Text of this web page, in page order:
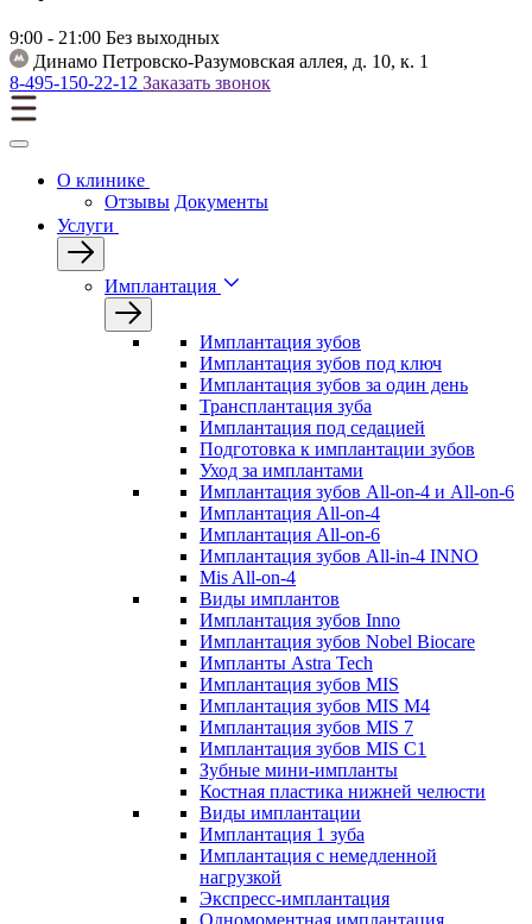
9:00 - 21:00 Без выходных
Динамо Петровско-Разумовская аллея, д. 10, к. 1
8-495-150-22-12 Заказать звонок
О клинике
Отзывы Документы
Услуги
Имплантация
Имплантация зубов
Имплантация зубов под ключ
Имплантация зубов за один день
Трансплантация зуба
Имплантация под седацией
Подготовка к имплантации зубов
Уход за имплантами
Имплантация зубов All-on-4 и All-on-6
Имплантация All-on-4
Имплантация All-on-6
Имплантация зубов All-in-4 INNO
Mis All-on-4
Виды имплантов
Имплантация зубов Inno
Имплантация зубов Nobel Biocare
Импланты Astra Tech
Имплантация зубов MIS
Имплантация зубов MIS M4
Имплантация зубов MIS 7
Имплантация зубов MIS C1
Зубные мини-импланты
Костная пластика нижней челюсти
Виды имплантации
Имплантация 1 зуба
Имплантация с немедленной
нагрузкой
Экспресс-имплантация
Одномоментная имплантация